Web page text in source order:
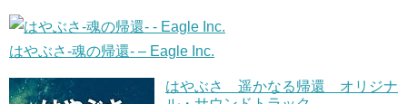
はやぶさ-魂の帰還- – Eagle Inc.
はやぶさ 遥かなる帰還 オリジナ